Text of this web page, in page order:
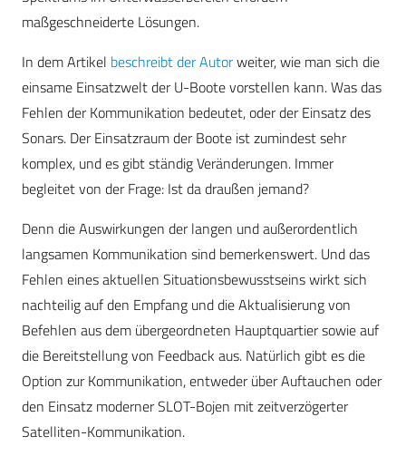
maßgeschneiderte Lösungen.
In dem Artikel beschreibt der Autorweiter, wie man sich die
einsame Einsatzwelt der U-Boote vorstellen kann. Was das
Fehlen der Kommunikation bedeutet, oder der Einsatz des
Sonars. Der Einsatzraum der Boote ist zumindest sehr
komplex, und es gibt ständig Veränderungen. Immer
begleitet von der Frage: Ist da draußen jemand?
Denn die Auswirkungen der langen und außerordentlich
langsamen Kommunikation sind bemerkenswert. Und das
Fehlen eines aktuellen Situationsbewusstseins wirkt sich
nachteilig auf den Empfang und die Aktualisierung von
Befehlen aus dem übergeordneten Hauptquartier sowie auf
die Bereitstellung von Feedback aus. Natürlich gibt es die
Option zur Kommunikation, entweder über Auftauchen oder
den Einsatz moderner SLOT-Bojen mit zeitverzögerter
Satelliten-Kommunikation.